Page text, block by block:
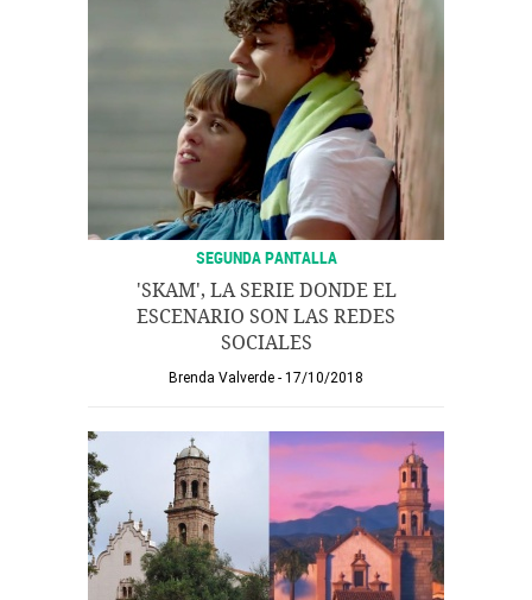
SEGUNDA PANTALLA
'SKAM', LA SERIE DONDE EL
ESCENARIO SON LAS REDES
SOCIALES
Brenda Valverde 17/10/2018